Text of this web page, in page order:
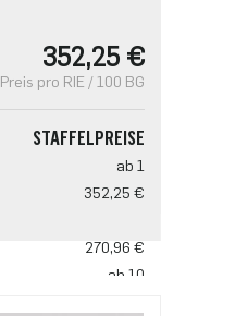
352,25 €
Preis pro RIE / 100 BG
STAFFELPREISE
ab 1
352,25 €
270,96 €
ab 10